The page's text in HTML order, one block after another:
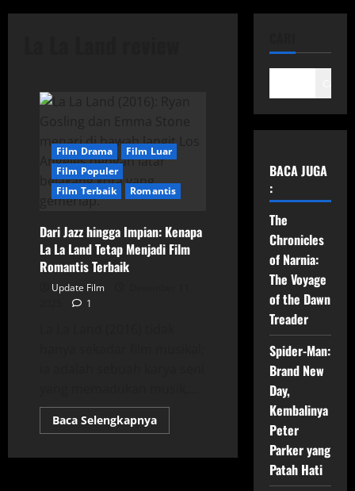
Film Drama
Film Luar
Film Populer
Film Terbaik
Romantis
Dari Jazz hingga Impian: Kenapa
La La Land Tetap Menjadi Film
Romantis Terbaik
Update Film
1
Baca SelengkapnyaRead
more
BACA JUGA
:
The
Chronicles
of Narnia:
The Voyage
of the Dawn
Treader
Spider-Man:
Brand New
Day,
Kembalinya
Peter
Parker yang
Patah Hati